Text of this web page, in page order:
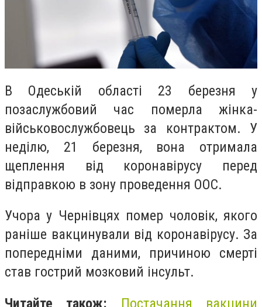
В Одеській області 23 березня у
позаслужбовий час померла жінка-
військовослужбовець за контрактом. У
неділю, 21 березня, вона отримала
щеплення від коронавірусу перед
відправкою в зону проведення ООС.
Учора у Чернівцях помер чоловік, якого
раніше вакцинували від коронавірусу. За
попередніми даними, причиною смерті
став гострий мозковий інсульт.
Читайте також: Постачання вакцини